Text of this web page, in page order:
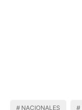
NACIONALES